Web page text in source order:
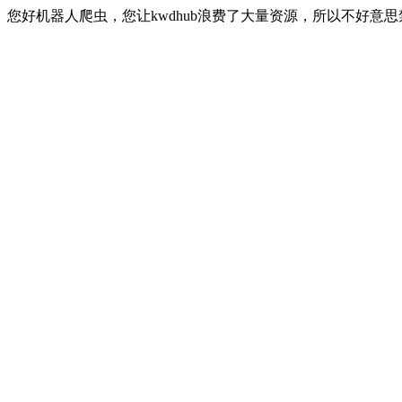
您好机器人爬虫，您让kwdhub浪费了大量资源，所以不好意思